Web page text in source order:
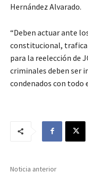
Hernández Alvarado.
“Deben actuar ante
constitucional,
para la reelección de
criminales deben ser
condenados con todo
Noticia anterior